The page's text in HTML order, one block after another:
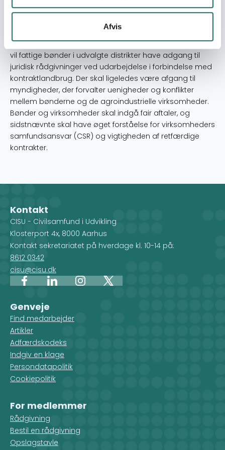
Afvis
Alle interessenter, der er involveret i kontraktlandbrug,
aspekter indenfor kontraktlandbrug. Målgruppen er
etniske minoriteter i det nordlige Vietnam og. Ultimo 2017
vil fattige bønder i udvalgte distrikter have adgang til
juridisk rådgivninger ved udarbejdelse i forbindelse med
kontraktlandbrug. Der skal ligeledes være afgang til
myndigheder, der forvalter uenigheder og konflikter
mellem bønderne og de agroindustrielle virksomheder.
Bønder og virksomheder skal indgå fair aftaler, og
sidstnævnte skal have øget forståelse for virksomheders
samfundsansvar (CSR) og vigtigheden af retfærdige
kontrakter.
Kontakt
CISU - Civilsamfund i Udvikling
Klosterport 4x, 8000 Aarhus
Kontakt sekretariatet på hverdage kl. 10-14 på:
8612 0342
cisu@cisu.dk
FacebookLinkedInInstagram
X
Genveje
Find medarbejder
Artikler
Adfærdskodeks
Indgiv en klage
Persondatapolitik
Cookiepolitik
For medlemmer
Rådgivning
Bestil en rådgivning
Opslagstavle